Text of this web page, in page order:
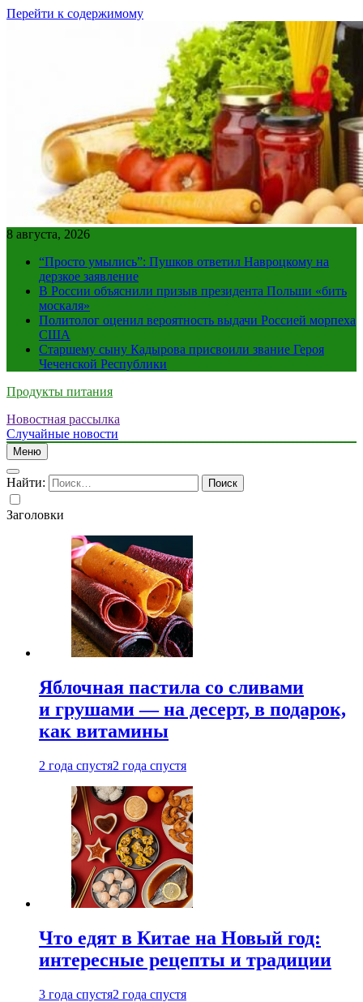
Перейти к содержимому
8 августа, 2026
“Просто умылись”: Пушков ответил Навроцкому на
дерзкое заявление
В России объяснили призыв президента Польши «бить
москаля»
Политолог оценил вероятность выдачи Россией морпеха
США
Старшему сыну Кадырова присвоили звание Героя
Чеченской Республики
Продукты питания
Новостная рассылка
Случайные новости
Меню
Найти:
Заголовки
Яблочная пастила со сливами
и грушами — на десерт, в подарок,
как витамины
2 года спустя2 года спустя
Что едят в Китае на Новый год:
интересные рецепты и традиции
3 года спустя2 года спустя